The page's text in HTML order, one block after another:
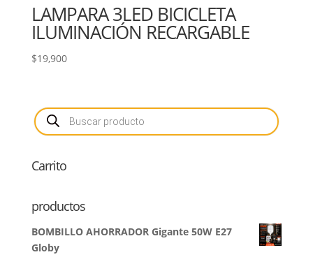
LAMPARA 3LED BICICLETA
ILUMINACIÓN RECARGABLE
$19,900
Búsqueda
de
productos
Carrito
productos
BOMBILLO AHORRADOR Gigante 50W E27
Globy